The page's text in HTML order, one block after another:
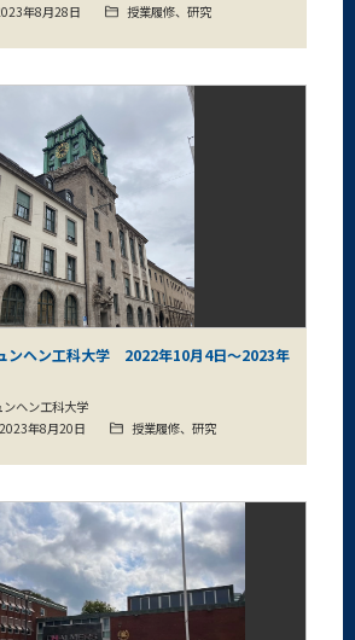
年8月28日
授業履修、研究
ンヘン工科大学 2022年10月4日～2023年
ンヘン工科大学
年8月20日
授業履修、研究